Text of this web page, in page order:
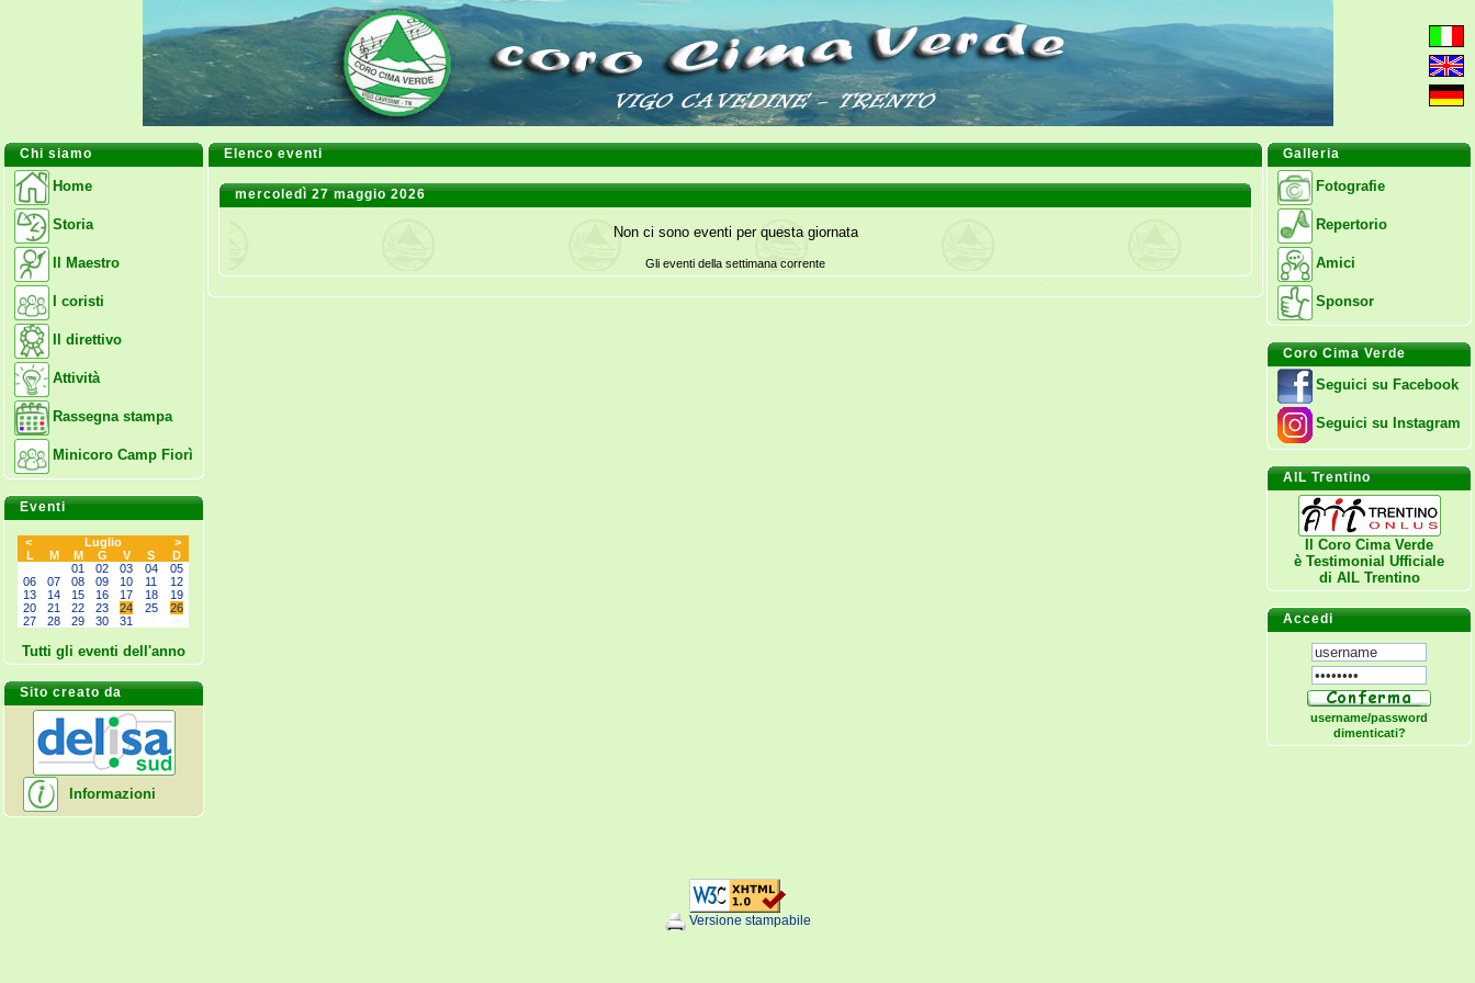
Chi siamo
Home
Storia
Il Maestro
I coristi
Il direttivo
Attività
Rassegna stampa
Minicoro Camp Fiorì
Eventi
< Luglio
>
L
M M G V S
D
01 02 03 04
05
06
07 08 09 10 11
12
13
14 15 16 17 18
19
20
21 22 23 24 25
26
27
28 29 30 31
Tutti gli eventi dell'anno
Sito creato da
Informazioni
Elenco eventi
mercoledì 27 maggio 2026
Non ci sono eventi per questa giornata
Gli eventi della settimana corrente
Galleria
Fotografie
Repertorio
Amici
Sponsor
Coro Cima Verde
Seguici su Facebook
Seguici su Instagram
AIL Trentino
Il Coro Cima Verde
è Testimonial Ufficiale
di AIL Trentino
Accedi
username/password
dimenticati?
Versione stampabile